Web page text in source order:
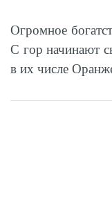
Огромное
С гор начинают
в их числе